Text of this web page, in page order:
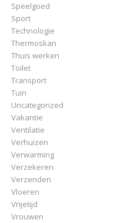
Speelgoed
Sport
Technologie
Thermoskan
Thuis werken
Toilet
Transport
Tuin
Uncategorized
Vakantie
Ventilatie
Verhuizen
Verwarming
Verzekeren
Verzenden
Vloeren
Vrijetijd
Vrouwen